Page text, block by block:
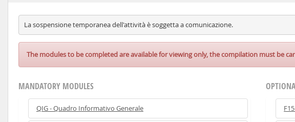
La sospensione temporanea dell'attività è soggetta a comunicazione.
The modules to be completed are available for viewing only, the compilation must be
MANDATORY MODULES
QIG - Quadro Informativo Generale